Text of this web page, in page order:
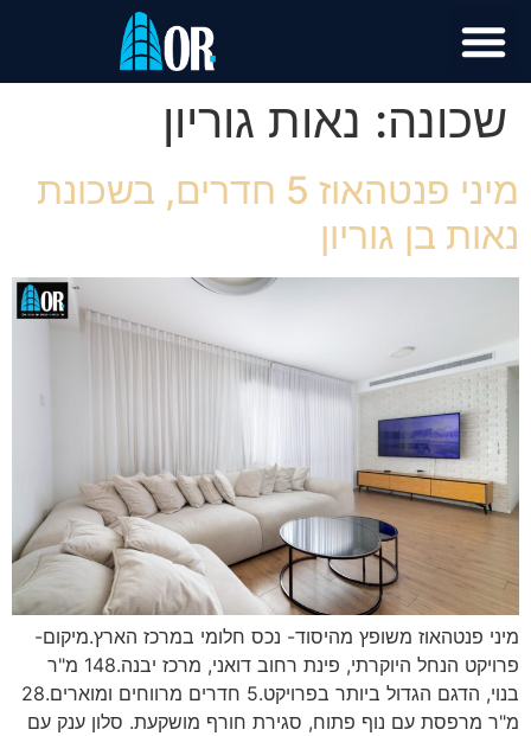
שכונה: נאות גוריון
מיני פנטהאוז 5 חדרים, בשכונת
נאות בן גוריון
מיני פנטהאוז משופץ מהיסוד- נכס חלומי במרכז הארץ.מיקום-
פרויקט הנחל היוקרתי, פינת רחוב דואני, מרכז יבנה.148 מ"ר
בנוי, הדגם הגדול ביותר בפרויקט.5 חדרים מרווחים ומוארים.28
מ"ר מרפסת עם נוף פתוח, סגירת חורף מושקעת. סלון ענק עם